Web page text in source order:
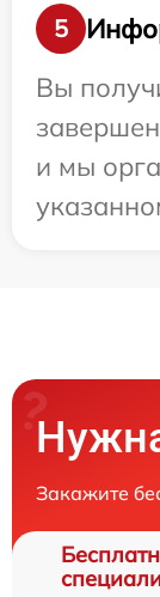
5
Вы
и мы
Закажите